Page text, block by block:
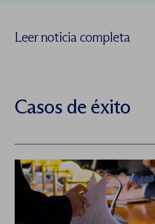
Leer noticia completa
Casos de éxito